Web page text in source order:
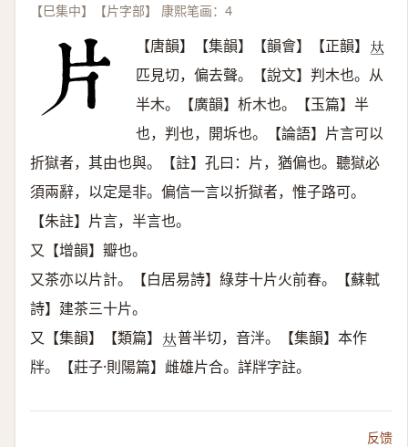
【巳集中】【片字部】 康熙笔画：4
【唐韻】【集韻】【韻會】【正韻】 𠀤
匹見切，偏去聲。【說文】判木也。从
半木。【廣韻】析木也。【玉篇】半
也，判也，開坼也。【論語】片言可以
折獄者，其由也與。【註】孔曰：片，猶偏也。聽獄必
須兩辭，以定是非。偏信一言以折獄者，惟子路可。
【朱註】片言，半言也。
又【增韻】瓣也。
又茶亦以片計。【白居易詩】綠芽十片火前春。【蘇軾
詩】建茶三十片。
又【集韻】【類篇】 𠀤普半切，音泮。【集韻】本作
牉。【莊子·則陽篇】雌雄片合。詳牉字註。
反馈